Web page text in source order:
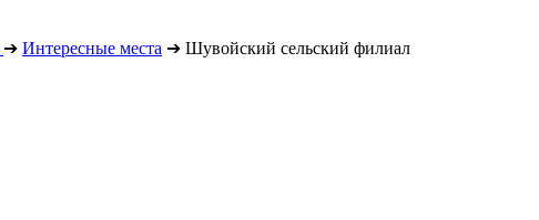
➔ Интересные места ➔ Шувойский сельский филиал